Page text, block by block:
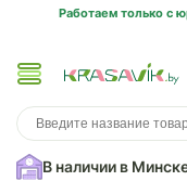
Работаем только с
В наличии в